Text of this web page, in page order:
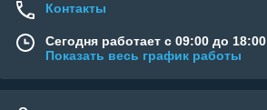
Контакты
Сегодня работает с 09:00 до 18:00
Показать весь график работы